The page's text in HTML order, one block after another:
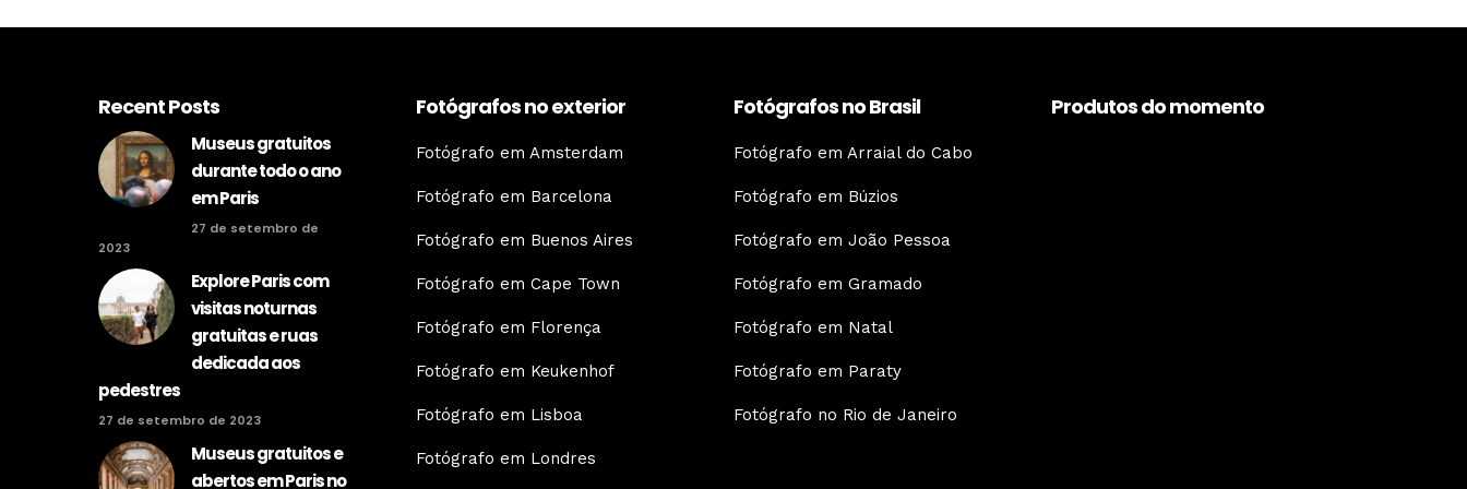
Recent Posts
Museus gratuitos
durante todo o ano
em Paris
27 de setembro de
2023
Explore Paris com
visitas noturnas
gratuitas e ruas
dedicada aos
pedestres
27 de setembro de 2023
Museus gratuitos e
abertos em Paris no
Fotógrafos no exterior
Fotógrafo em Amsterdam
Fotógrafo em Barcelona
Fotógrafo em Buenos Aires
Fotógrafo em Cape Town
Fotógrafo em Florença
Fotógrafo em Keukenhof
Fotógrafo em Lisboa
Fotógrafo em Londres
Fotógrafos no Brasil
Fotógrafo em Arraial do Cabo
Fotógrafo em Búzios
Fotógrafo em João Pessoa
Fotógrafo em Gramado
Fotógrafo em Natal
Fotógrafo em Paraty
Fotógrafo no Rio de Janeiro
Produtos do momento